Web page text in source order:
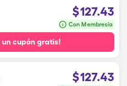
$127.43
Con Membresía
un cupón gratis!
$127.43